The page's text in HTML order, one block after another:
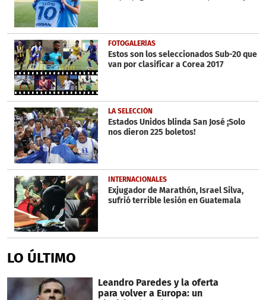
FOTOGALERÍAS
Estos son los seleccionados Sub-20 que
van por clasificar a Corea 2017
LA SELECCIÓN
Estados Unidos blinda San José ¡Solo
nos dieron 225 boletos!
INTERNACIONALES
Exjugador de Marathón, Israel Silva,
sufrió terrible lesión en Guatemala
LO ÚLTIMO
Leandro Paredes y la oferta
para volver a Europa: un